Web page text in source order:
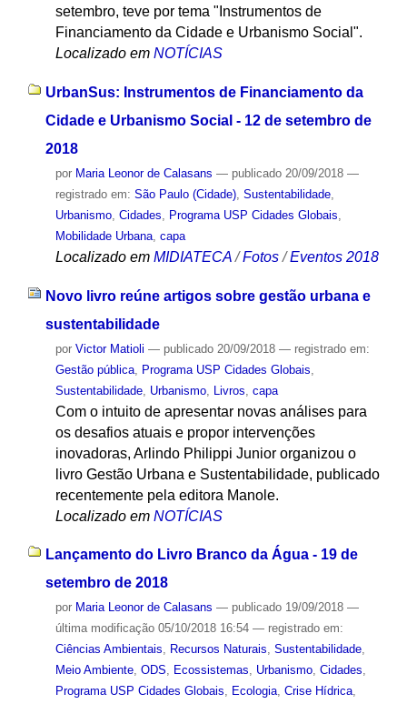
setembro, teve por tema "Instrumentos de
Financiamento da Cidade e Urbanismo Social".
Localizado em NOTÍCIAS
UrbanSus: Instrumentos de Financiamento da
Cidade e Urbanismo Social - 12 de setembro de
2018
por Maria Leonor de Calasans — publicado20/09/2018 —
registrado em: São Paulo (Cidade), Sustentabilidade,
Urbanismo, Cidades, Programa USP Cidades Globais,
Mobilidade Urbana, capa
Localizado em MIDIATECA /Fotos /Eventos 2018
Novo livro reúne artigos sobre gestão urbana e
sustentabilidade
por Victor Matioli — publicado20/09/2018 — registrado em:
Gestão pública, Programa USP Cidades Globais
Sustentabilidade, Urbanismo, Livros capa
Com o intuito de apresentar novas análises para
os desafios atuais e propor intervenções
inovadoras, Arlindo Philippi Junior organizou o
livro Gestão Urbana e Sustentabilidade, publicado
recentemente pela editora Manole.
Localizado em NOTÍCIAS
Lançamento do Livro Branco da Água - 19 de
setembro de 2018
por Maria Leonor de Calasans — publicado19/09/2018 —
última modificação05/10/2018 16:54 — registrado em:
Ciências Ambientais, Recursos Naturais, Sustentabilidade,
Meio Ambiente, ODS, Ecossistemas, Urbanismo, Cidades,
Programa USP Cidades Globais, Ecologia, Crise Hídrica,